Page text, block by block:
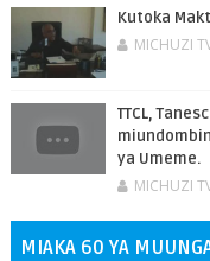
Kutoka
MICHUZI
TTCL,
ya Umeme.
MICHUZI
MIAKA 60 YA